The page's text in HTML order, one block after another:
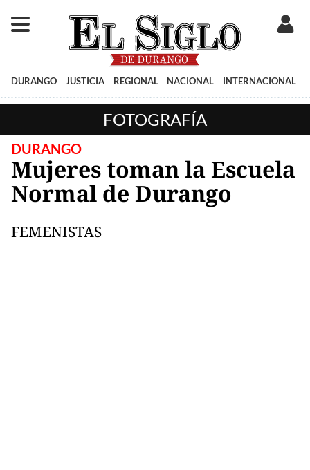
DURANGO JUSTICIA REGIONAL NACIONAL INTERNACIONAL
FOTOGRAFÍA
DURANGO
Mujeres toman la Escuela
Normal de Durango
FEMENISTAS